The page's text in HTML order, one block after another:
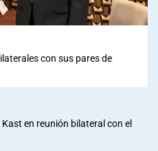
con sus pares de
en reunión bilateral con el